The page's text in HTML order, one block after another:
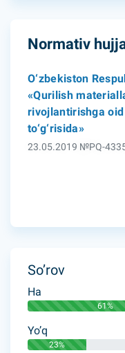
Normativ
O‘zbekiston
«Qurilish
rivojlantirishga
to‘g‘risida»
23.05.2019 №PQ-
So’rov
Ha
61%
Yo’q
23%